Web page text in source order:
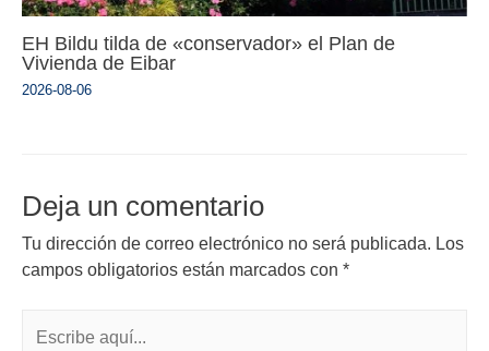
EH Bildu tilda de «conservador» el Plan de
Vivienda de Eibar
2026-08-06
Deja un comentario
Tu dirección de correo electrónico no será publicada. Los
campos obligatorios están marcados con *